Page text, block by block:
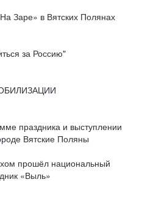
Заре» в Вятских Полянах
за Россию"
праздника и выступлении
Вятские Поляны
прошёл национальный
«Выль»